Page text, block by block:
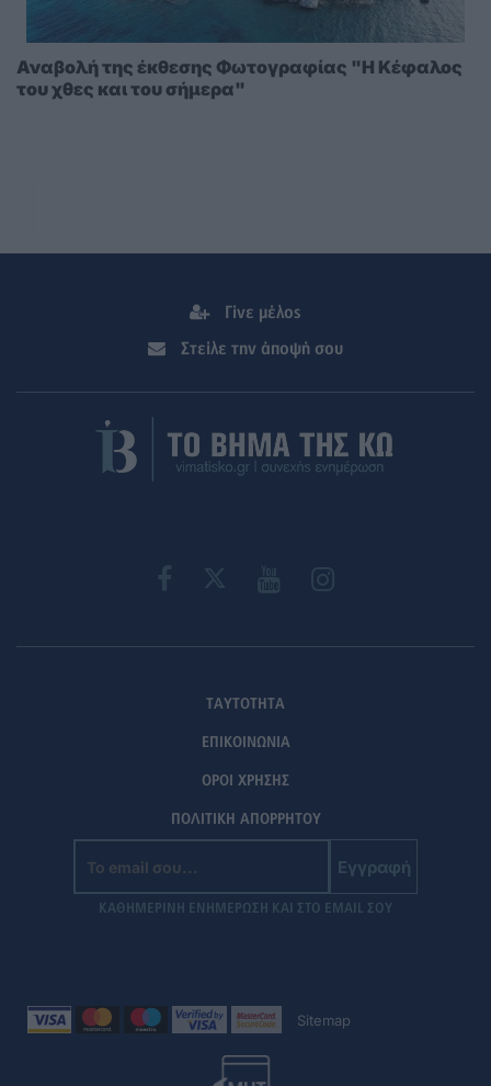
Αναβολή της έκθεσης Φωτογραφίας "Η Κέφαλος
του χθες και του σήμερα"
Γίνε μέλος
Στείλε την άποψή σου
ΤΑΥΤΟΤΗΤΑ
ΕΠΙΚΟΙΝΩΝΙΑ
ΟΡΟΙ ΧΡΗΣΗΣ
ΠΟΛΙΤΙΚΗ ΑΠΟΡΡΗΤΟΥ
Εγγραφή
ΚΑΘΗΜΕΡΙΝΗ ΕΝΗΜΕΡΩΣΗ ΚΑΙ ΣΤΟ EMAIL ΣΟΥ
Sitemap